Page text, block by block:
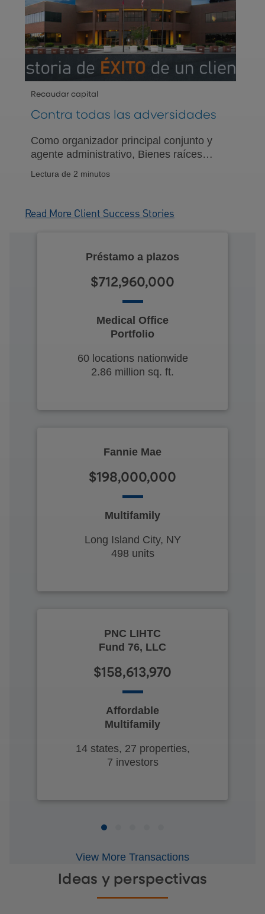
Recaudar capital
Contra todas las adversidades
Como organizador principal conjunto y
agente administrativo, Bienes raíces
Lectura de 2 minutos
Read More Client Success Stories
Préstamo a plazos
$712,960,000
Medical Office
Portfolio
60 locations nationwide
2.86 million sq. ft.
Fannie Mae
$198,000,000
Multifamily
Long Island City, NY
498 units
PNC LIHTC
Fund 76, LLC
$158,613,970
Affordable
Multifamily
14 states, 27 properties,
7 investors
View More Transactions
Ideas y perspectivas